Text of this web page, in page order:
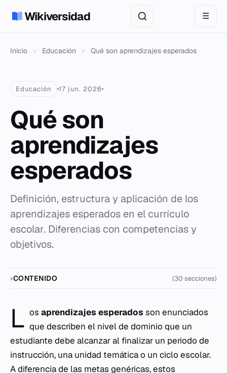
Wikiversidad ☰
Inicio › Educación › Qué son aprendizajes esperados
Educación 17 jun. 2026
Qué son
aprendizajes
esperados
Definición, estructura y aplicación de los
aprendizajes esperados en el currículo
escolar. Diferencias con competencias y
objetivos.
CONTENIDO (30 secciones)
L os aprendizajes esperados son enunciados
que describen el nivel de dominio que un
estudiante debe alcanzar al finalizar un periodo de
instrucción, una unidad temática o un ciclo escolar.
A diferencia de las metas genéricas, estos